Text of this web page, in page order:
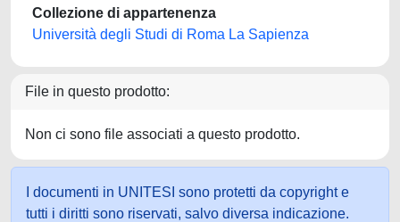
Collezione di appartenenza
Università degli Studi di Roma La Sapienza
File in questo prodotto:
Non ci sono file associati a questo prodotto.
I documenti in UNITESI sono protetti da copyright e
tutti i diritti sono riservati, salvo diversa indicazione.